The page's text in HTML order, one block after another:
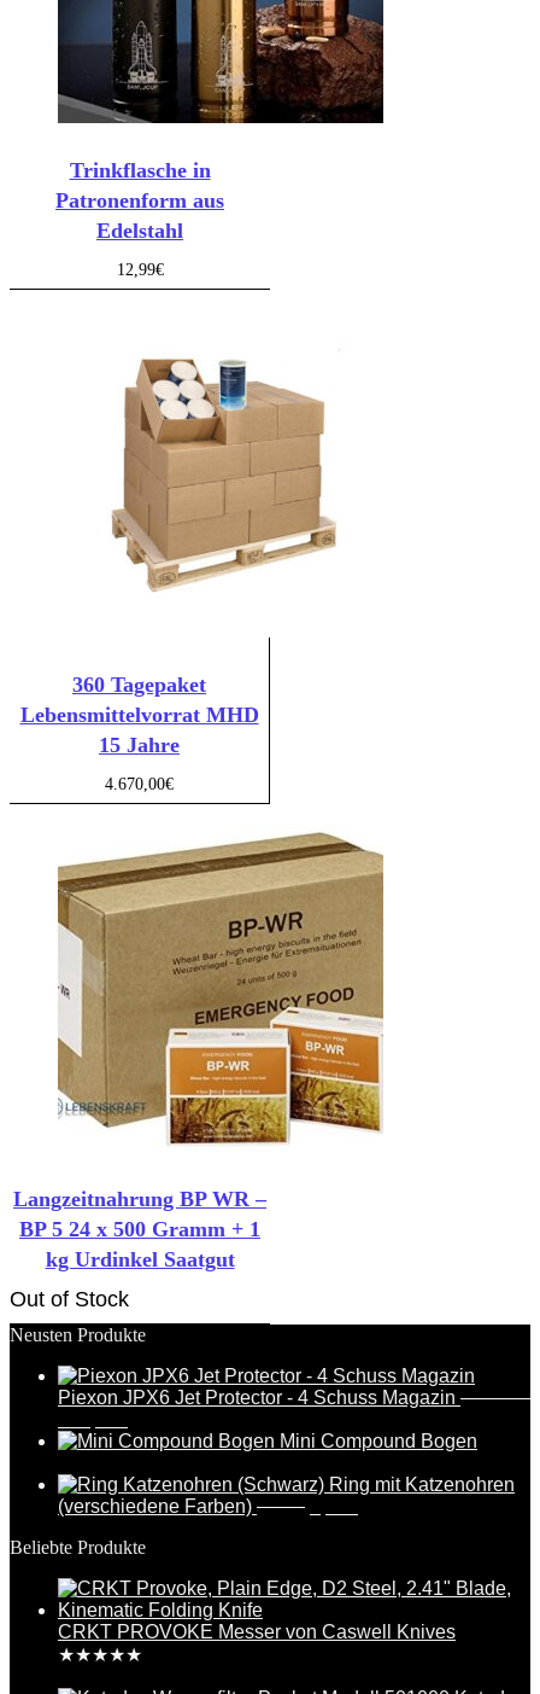
Trinkflasche in
Patronenform aus
Edelstahl
12,99€
360 Tagepaket
Lebensmittelvorrat MHD
15 Jahre
4.670,00€
Langzeitnahrung BP WR –
BP 5 24 x 500 Gramm + 1
kg Urdinkel Saatgut
Out of Stock
Neusten Produkte
Piexon JPX6 Jet Protector - 4 Schuss Magazin 388,95€
Preis
388,95€
Preis
369,95€.
Mini Compound Bogen
Ring mit Katzenohren
(verschiedene Farben) 6,99€
Beliebte Produkte
CRKT PROVOKE Messer von Caswell Knives
★★★★★